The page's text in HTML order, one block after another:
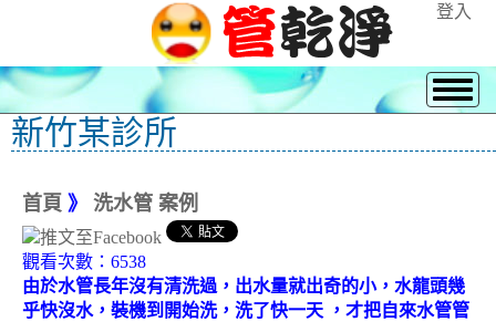
登入
新竹某診所
首頁 》 洗水管 案例
觀看次數：6538
由於水管長年沒有清洗過，出水量就出奇的小，水龍頭幾
乎快沒水，裝機到開始洗，洗了快一天 ，才把自來水管管